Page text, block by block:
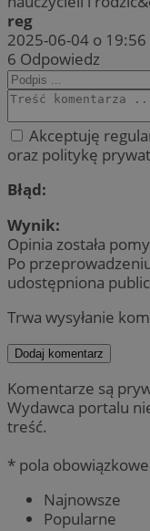
reg
2025-06-04 o 19:56
6 Odpowiedz
Akceptuję
oraz politykę
Błąd:
Wynik:
Opinia została
Po
udostępniona
Trwa wysyłanie
Dodaj komentarz
Komentarze są
Wydawca portalu
treść.
* pola obowiązkowe
Najnowsze
Popularne